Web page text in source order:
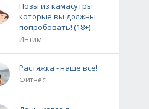
Позы из камасутры
которые вы должны
попробовать! (18+)
Интим
Растяжка - наше все!
Фитнес